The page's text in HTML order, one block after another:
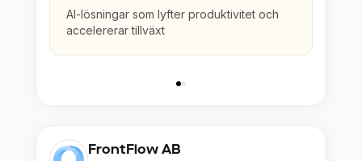
AI-lösningar som lyfter produktivitet och
accelererar tillväxt
FrontFlow AB